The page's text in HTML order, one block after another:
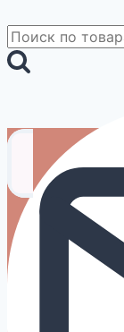
Искать: